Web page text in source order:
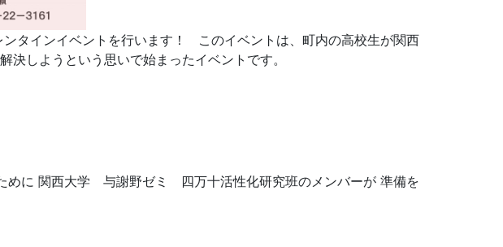
タインイベントを行います！ このイベントは、町内の高校生が関西
決しようという思いで始まったイベントです。
めに 関西大学 与謝野ゼミ 四万十活性化研究班のメンバーが 準備を